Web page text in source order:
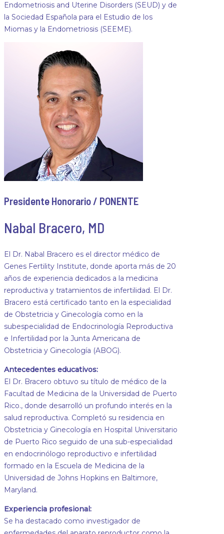
Endometriosis and Uterine Disorders (SEUD) y de
la Sociedad Española para el Estudio de los
Miomas y la Endometriosis (SEEME).
Presidente Honorario / PONENTE
Nabal Bracero, MD
El Dr. Nabal Bracero es el director médico de
Genes Fertility Institute, donde aporta más de 20
años de experiencia dedicados a la medicina
reproductiva y tratamientos de infertilidad. El Dr.
Bracero está certificado tanto en la especialidad
de Obstetricia y Ginecología como en la
subespecialidad de Endocrinología Reproductiva
e Infertilidad por la Junta Americana de
Obstetricia y Ginecología (ABOG).
Antecedentes educativos:
El Dr. Bracero obtuvo su título de médico de la
Facultad de Medicina de la Universidad de Puerto
Rico., donde desarrolló un profundo interés en la
salud reproductiva. Completó su residencia en
Obstetricia y Ginecología en Hospital Universitario
de Puerto Rico seguido de una sub-especialidad
en endocrinólogo reproductivo e infertilidad
formado en la Escuela de Medicina de la
Universidad de Johns Hopkins en Baltimore,
Maryland.
Experiencia profesional:
Se ha destacado como investigador de